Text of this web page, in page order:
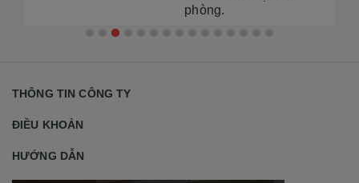
phòng.
THÔNG TIN CÔNG TY
ĐIỀU KHOẢN
HƯỚNG DẪN